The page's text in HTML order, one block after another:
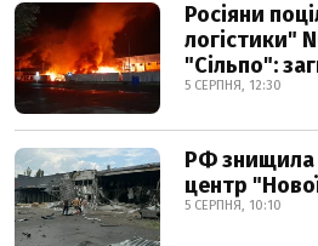
Росіяни
логістики"
"Сільпо":
5 СЕРПНЯ, 12:30
РФ знищила
центр
5 СЕРПНЯ, 10:10